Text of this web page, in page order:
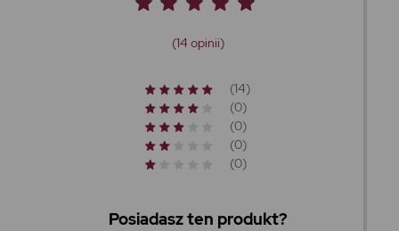
(14 opinii)
(14)
(0)
(0)
(0)
(0)
Posiadasz ten produkt?